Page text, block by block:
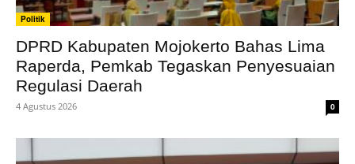
Politik
DPRD Kabupaten Mojokerto Bahas Lima
Raperda, Pemkab Tegaskan Penyesuaian
Regulasi Daerah
4 Agustus 2026 0